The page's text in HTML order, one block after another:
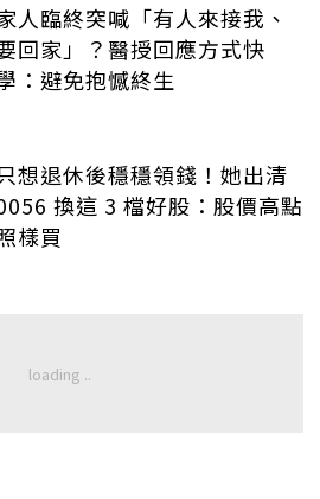
人臨終突喊「有人來接我、
回家」？醫授回應方式快
：避免抱憾終生
想退休後穩穩領錢！她出清
換這 3 檔好股：股價高點
樣買